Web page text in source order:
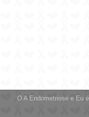
O A Endometriose e Eu